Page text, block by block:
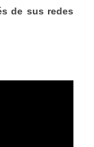
de sus redes